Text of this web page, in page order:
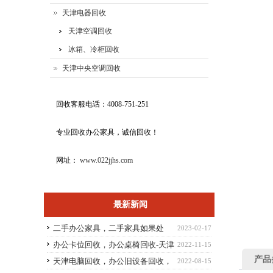
产
天津电器回收
天津空调回收
冰箱、冷柜回收
天津中央空调回收
回收客服电话：4008-751-251
专业回收办公家具，诚信回收！
网址： www.022jjhs.com
最新新闻
2023-02-17
二手办公家具，二手家具如果处
理？
2022-11-15
办公卡位回收，办公桌椅回收-天津
办公家具回收
2022-08-15
天津电脑回收，办公旧设备回收，